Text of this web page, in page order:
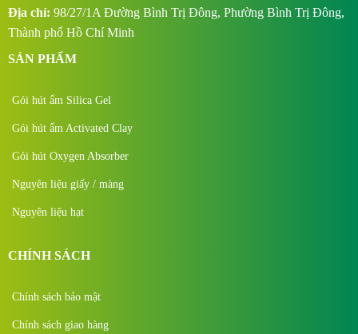
Địa chỉ: 98/27/1A Đường Bình Trị Đông, Phường Bình Trị Đông,
Thành phố Hồ Chí Minh
SẢN PHẨM
Gói hút ẩm Silica Gel
Gói hút ẩm Activated Clay
Gói hút Oxygen Absorber
Nguyên liệu giấy / màng
Nguyên liệu hạt
CHÍNH SÁCH
Chính sách bảo mật
Chính sách giao hàng